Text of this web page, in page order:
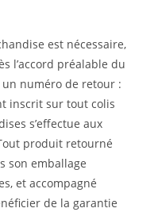
est nécessaire,
l’accord préalable du
un numéro de retour :
inscrit sur tout colis
s’effectue aux
produit retourné
son emballage
et accompagné
de la garantie